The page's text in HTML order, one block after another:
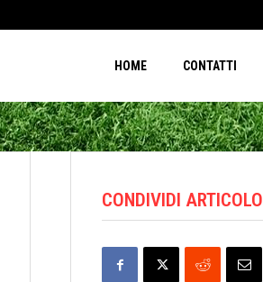
HOME CONTATTI
CONDIVIDI ARTICOLO